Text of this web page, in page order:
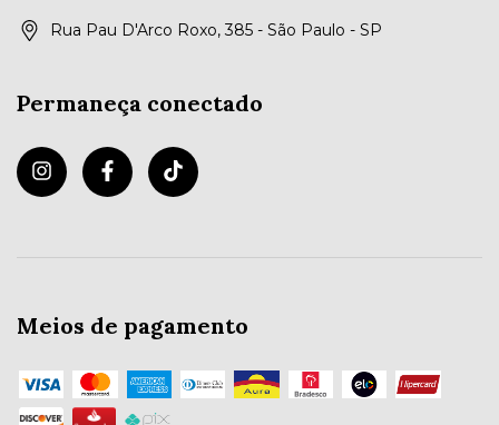
Rua Pau D'Arco Roxo, 385 - São Paulo - SP
Permaneça conectado
Meios de pagamento